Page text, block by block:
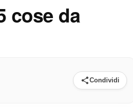
cose da
Condividi